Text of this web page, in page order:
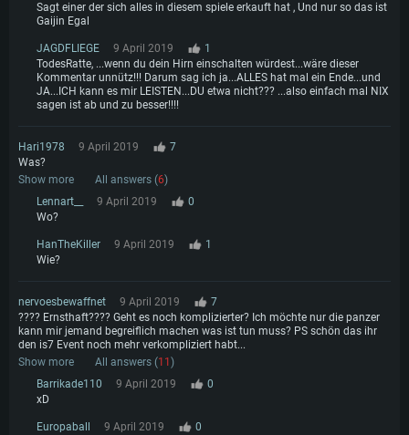
Sagt einer der sich alles in diesem spiele erkauft hat , Und nur so das ist
Gaijin Egal
JAGDFLIEGE 9 April 2019
1
TodesRatte, ...wenn du dein Hirn einschalten würdest...wäre dieser
Kommentar unnütz!!! Darum sag ich ja...ALLES hat mal ein Ende...und
JA...ICH kann es mir LEISTEN...DU etwa nicht??? ...also einfach mal NIX
sagen ist ab und zu besser!!!!
Hari1978 9 April 2019
7
Was?
Show more
All answers (6)
Lennart__
9 April 2019
0
Wo?
HanTheKiller 9 April 2019
1
Wie?
nervoesbewaffnet 9 April 2019
7
???? Ernsthaft???? Geht es noch komplizierter? Ich möchte nur die panzer
kann mir jemand begreiflich machen was ist tun muss? PS schön das ihr
den is7 Event noch mehr verkompliziert habt...
Show more
All answers (11 )
Barrikade110
9 April 2019
0
xD
Europaball 9 April 2019
0